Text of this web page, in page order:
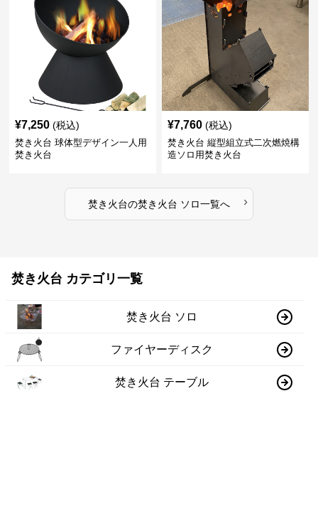
¥7,250 (税込)
焚き火台 球体型デザイン一人用
焚き火台
¥7,760 (税込)
焚き火台 縦型組立式二次燃焼構
造ソロ用焚き火台
焚き火台の焚き火台 ソロ一覧へ ›
焚き火台 カテゴリ一覧
焚き火台 ソロ
ファイヤーディスク
焚き火台 テーブル